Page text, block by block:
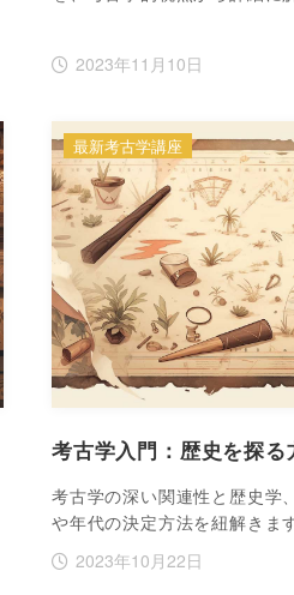
2023年11月10日
考古学入門：歴史を探
考古学の深い関連性と歴史学
や年代の決定方法を紐解きま
2023年10月22日
最新考古学講座